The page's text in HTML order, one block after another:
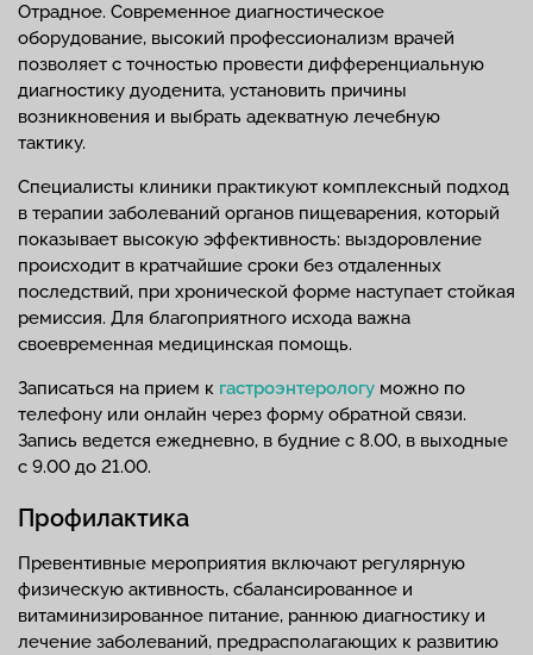
Отрадное. Современное диагностическое
оборудование, высокий профессионализм врачей
позволяет с точностью провести дифференциальную
диагностику дуоденита, установить причины
возникновения и выбрать адекватную лечебную
тактику.
Специалисты клиники практикуют комплексный подход
в терапии заболеваний органов пищеварения, который
показывает высокую эффективность: выздоровление
происходит в кратчайшие сроки без отдаленных
последствий, при хронической форме наступает стойкая
ремиссия. Для благоприятного исхода важна
своевременная медицинская помощь.
Записаться на прием к гастроэнтерологу можно по
телефону или онлайн через форму обратной связи.
Запись ведется ежедневно, в будние с 8.00, в выходные
с 9.00 до 21.00.
Профилактика
Превентивные мероприятия включают регулярную
физическую активность, сбалансированное и
витаминизированное питание, раннюю диагностику и
лечение заболеваний, предрасполагающих к развитию